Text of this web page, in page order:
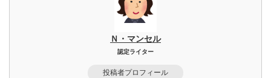
Ｎ・マンセル
認定ライター
投稿者プロフィール